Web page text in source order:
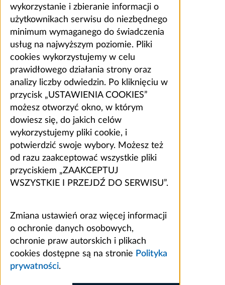
wykorzystanie i zbieranie informacji o
użytkownikach serwisu do niezbędnego
minimum wymaganego do świadczenia
usług na najwyższym poziomie. Pliki
cookies wykorzystujemy w celu
prawidłowego działania strony oraz
analizy liczby odwiedzin. Po kliknięciu w
przycisk „USTAWIENIA COOKIES”
możesz otworzyć okno, w którym
dowiesz się, do jakich celów
wykorzystujemy pliki cookie, i
potwierdzić swoje wybory. Możesz też
od razu zaakceptować wszystkie pliki
przyciskiem „ZAAKCEPTUJ
WSZYSTKIE I PRZEJDŹ DO SERWISU”.
Zmiana ustawień oraz więcej informacji
o ochronie danych osobowych,
ochronie praw autorskich i plikach
cookies dostępne są na stronie Polityka
prywatności.